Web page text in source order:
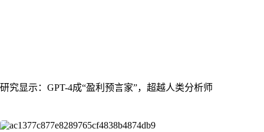
研究显示：GPT-4成“盈利预言家”，超越人类分析师